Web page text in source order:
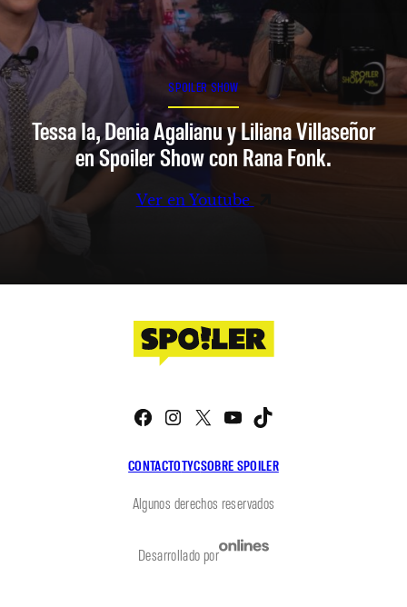
SPOILER SHOW
Tessa Ia, Denia Agalianu y Liliana Villaseñor
en Spoiler Show con Rana Fonk.
Ver en Youtube
CONTACTOTYCSOBRE SPOILER
Facebook
Instagram
X YouTube
Algunos derechos reservados
Desarrollado por